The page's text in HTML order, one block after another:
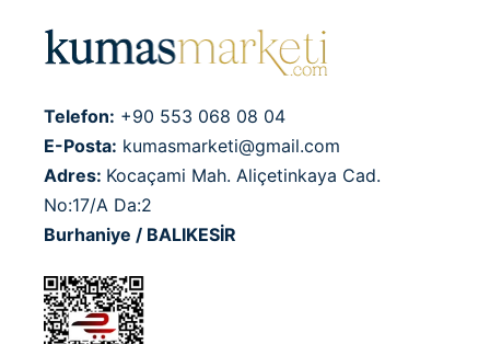
Telefon: +90 553 068 08 04
E-Posta: kumasmarketi@gmail.com
Adres: Kocaçami Mah. Aliçetinkaya Cad.
No:17/A Da:2
Burhaniye / BALIKESİR